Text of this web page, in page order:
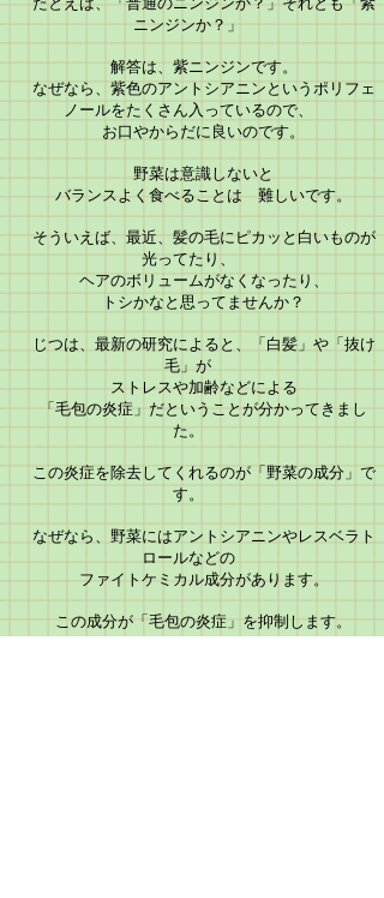
​ たとえば、「普通のニンジンか？」それとも「紫
ニンジンか？」
解答は、紫ニンジンです。
なぜなら、紫色のアントシアニンというポリフェ
ノールをたくさん入っているので、
​ お口やからだに良いのです。
野菜は意識しないと
バランスよく食べることは 難しいです。
そういえば、 最近、 髪の毛にピカッと白いものが
光ってたり、
ヘアのボリュームがなくなったり、
トシかなと思ってませんか？
じつは、最新の研究によると、「白髪」や「抜け
毛」が
ストレスや加齢などによる
「毛包の炎症」だということが分かってきまし
た。
この炎症を除去してくれるのが「野菜の成分」で
す。
なぜなら、野菜にはアントシアニンやレスベラト
ロールなどの
ファイトケミカル成分があります。
この成分が「毛包の炎症」 を抑制します。